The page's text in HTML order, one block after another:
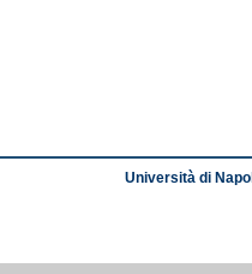
Università di